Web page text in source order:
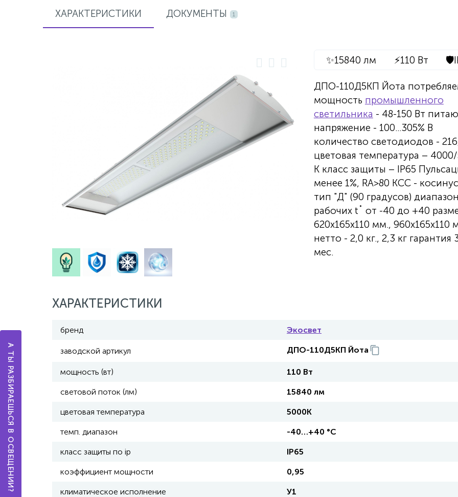
ХАРАКТЕРИСТИКИ ДОКУМЕНТЫ 1
✨15840 лм ⚡110 Вт 🛡️
ДПО-110Д5КП Йота
мощность промышленного
светильника - 48-150 Вт
напряжение - 100...305% В
количество светодиодов -
цветовая температура –
К класс защиты – IP65
менее 1%, RA>80 КСС -
тип "Д" (90 градусов) диапазон
рабочих t˚ от -40 до +40
620х165х110 мм., 960х165х110
нетто - 2,0 кг., 2,3 кг гарантия
мес.
ХАРАКТЕРИСТИКИ
бренд Экосвет
заводской артикул ДПО-110Д5КП Йота
мощность (вт) 110 Вт
световой поток (лм) 15840 лм
цветовая температура 5000К
темп. диапазон -40…+40 °С
класс защиты по ip IP65
коэффициент мощности 0,95
климатическое исполнение У1
А ТЫ РАЗБИРАЕШЬСЯ В ОСВЕЩЕНИИ?